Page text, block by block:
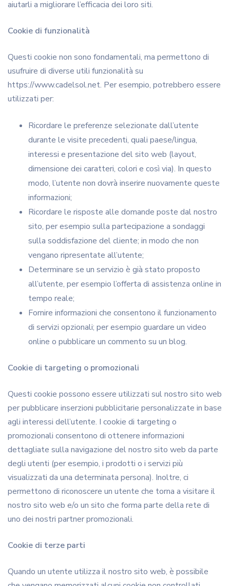
aiutarli a migliorare l’efficacia dei loro siti.
Cookie di funzionalità
Questi cookie non sono fondamentali, ma permettono di
usufruire di diverse utili funzionalità su
https://www.cadelsol.net. Per esempio, potrebbero essere
utilizzati per:
Ricordare le preferenze selezionate dall’utente
durante le visite precedenti, quali paese/lingua,
interessi e presentazione del sito web (layout,
dimensione dei caratteri, colori e così via). In questo
modo, l’utente non dovrà inserire nuovamente queste
informazioni;
Ricordare le risposte alle domande poste dal nostro
sito, per esempio sulla partecipazione a sondaggi
sulla soddisfazione del cliente; in modo che non
vengano ripresentate all’utente;
Determinare se un servizio è già stato proposto
all’utente, per esempio l’offerta di assistenza online in
tempo reale;
Fornire informazioni che consentono il funzionamento
di servizi opzionali; per esempio guardare un video
online o pubblicare un commento su un blog.
Cookie di targeting o promozionali
Questi cookie possono essere utilizzati sul nostro sito web
per pubblicare inserzioni pubblicitarie personalizzate in base
agli interessi dell’utente. I cookie di targeting o
promozionali consentono di ottenere informazioni
dettagliate sulla navigazione del nostro sito web da parte
degli utenti (per esempio, i prodotti o i servizi più
visualizzati da una determinata persona). Inoltre, ci
permettono di riconoscere un utente che torna a visitare il
nostro sito web e/o un sito che forma parte della rete di
uno dei nostri partner promozionali.
Cookie di terze parti
Quando un utente utilizza il nostro sito web, è possibile